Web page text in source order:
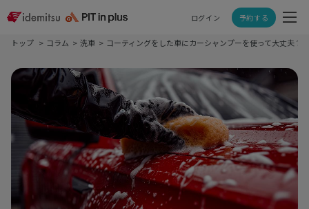
ログイン 予約する
トップ コラム 洗車 コーティングをした車にカーシャンプーを使って大丈夫？